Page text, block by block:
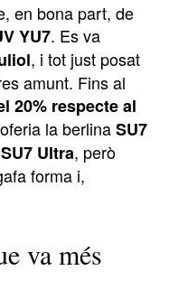
en bona part, de
YU7. Es va
, i tot just posat
amunt. Fins al
20% respecte al
la berlinaSU7
SU7 Ultra, però
forma i,
va més